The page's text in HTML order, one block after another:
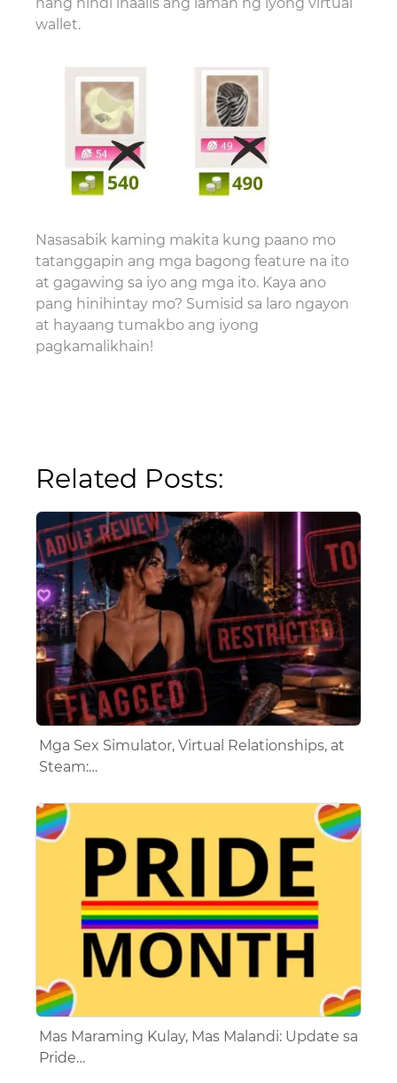
wallet.
Nasasabik kaming makita kung paano mo
tatanggapin ang mga bagong feature na ito
at gagawing sa iyo ang mga ito. Kaya ano
pang hinihintay mo? Sumisid sa laro ngayon
at hayaang tumakbo ang iyong
pagkamalikhain!
Related Posts:
Mga Sex Simulator, Virtual Relationships, at
Steam:…
Mas Maraming Kulay, Mas Malandi: Update sa
Pride…